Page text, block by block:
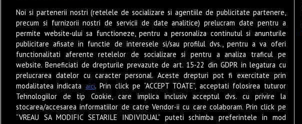
Muzică
Sunete Live
Eat & Drink
POP-UP Stories
Junior
Newsletter
© 2026 – Zile și Nopți. Toate drepturile rezervate.
Noi si partenerii nostri (retelele de socializare si agentiile de publicitate partenere,
precum si furnizorii nostri de servicii de date analitice) prelucram date pentru a
permite website-ului sa functioneze, pentru a personaliza continutul si anunturile
publicitare afisate in functie de interesele si/sau profilul dvs., pentru a va oferi
functionalitati aferente retelelor de socializare si pentru a analiza traficul pe
website. Beneficiati de drepturile prevazute de art. 15-22 din GDPR in legatura cu
prelucrarea datelor cu caracter personal. Aceste drepturi pot fi exercitate prin
modalitatea indicata aici. Prin click pe “ACCEPT TOATE”, acceptati folosirea tuturor
Tehnologiilor de tip Cookie, care implica inclusiv acceptul dvs. cu privire la
stocarea/accesarea informatiilor de catre Vendor-ii cu care colaboram. Prin click pe
“VREAU SA MODIFIC SETARILE INDIVIDUAL” puteti schimba preferintele in mod